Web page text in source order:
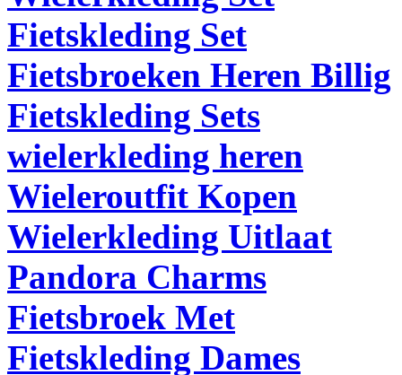
Fietskleding Set
Fietsbroeken Heren Billig
Fietskleding Sets
wielerkleding heren
Wieleroutfit Kopen
Wielerkleding Uitlaat
Pandora Charms
Fietsbroek Met
Fietskleding Dames